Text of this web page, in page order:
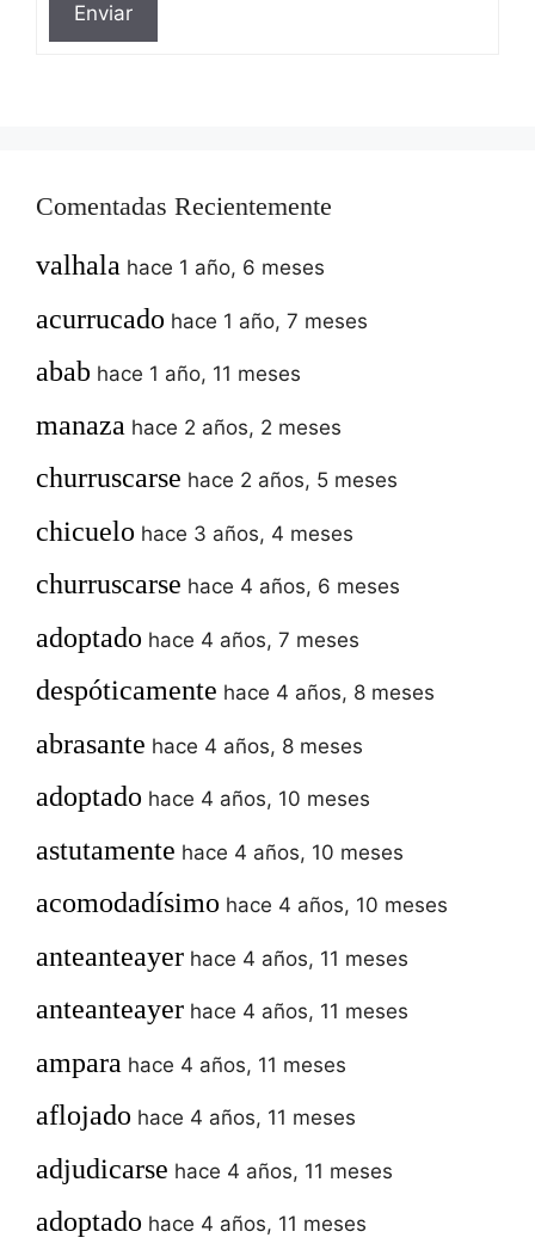
Enviar
Comentadas Recientemente
valhala hace 1 año, 6 meses
acurrucado hace 1 año, 7 meses
abab hace 1 año, 11 meses
manaza hace 2 años, 2 meses
churruscarse hace 2 años, 5 meses
chicuelo hace 3 años, 4 meses
churruscarse hace 4 años, 6 meses
adoptado hace 4 años, 7 meses
despóticamente hace 4 años, 8 meses
abrasante hace 4 años, 8 meses
adoptado hace 4 años, 10 meses
astutamente hace 4 años, 10 meses
acomodadísimo hace 4 años, 10 meses
anteanteayer hace 4 años, 11 meses
anteanteayer hace 4 años, 11 meses
ampara hace 4 años, 11 meses
aflojado hace 4 años, 11 meses
adjudicarse hace 4 años, 11 meses
adoptado hace 4 años, 11 meses